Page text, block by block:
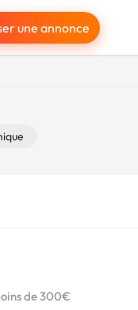
une annonce
de 300€